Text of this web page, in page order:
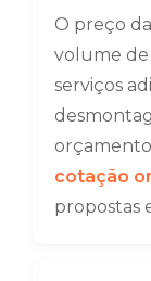
O preço
volume de
serviços
cotação
propostas